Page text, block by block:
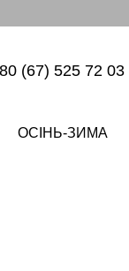
(67) 525 72 03
ОСІНЬ-ЗИМА